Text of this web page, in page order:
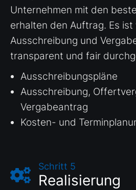
Unternehmen mit den
erhalten den Auftrag. Es
Ausschreibung und
transparent und fair
Ausschreibungspläne
Ausschreibung,
Vergabeantrag
Kosten- und
Schritt 5
Realisierung